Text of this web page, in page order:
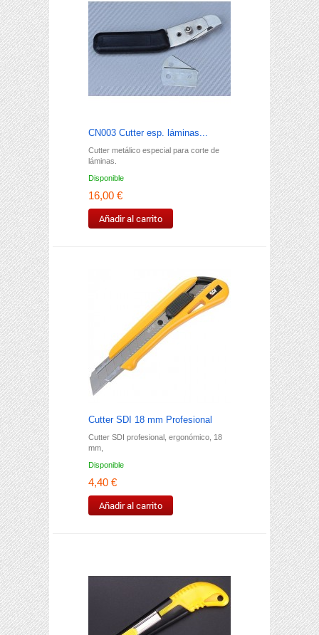
CN003 Cutter esp. láminas...
Cutter metálico especial para corte de
láminas.
Disponible
16,00 €
Añadir al carrito
Cutter SDI 18 mm Profesional
Cutter SDI profesional, ergonómico, 18
mm,
Disponible
4,40 €
Añadir al carrito